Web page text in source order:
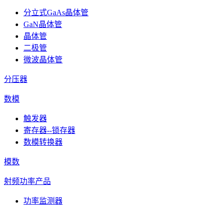
分立式GaAs晶体管
GaN晶体管
晶体管
二极管
微波晶体管
分压器
数模
触发器
寄存器--锁存器
数模转换器
模数
射频功率产品
功率监测器